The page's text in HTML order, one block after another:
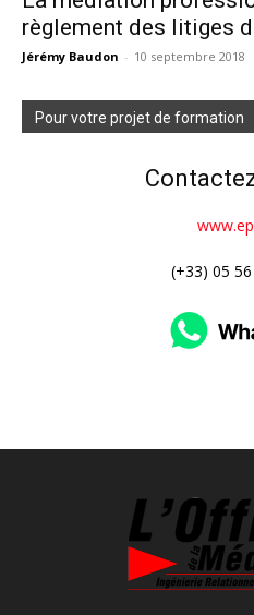
règlement des litiges
Jérémy Baudon - 10 septembre 2018
Pour votre projet de formation
(+33) 05